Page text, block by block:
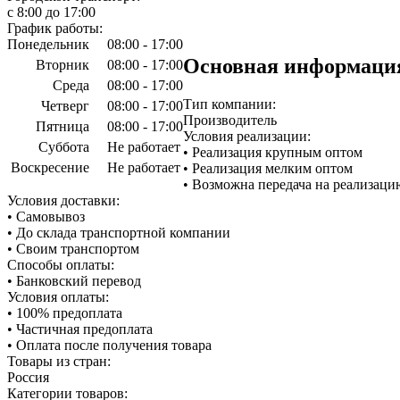
c 8:00 до 17:00
График работы:
Понедельник
08:00 - 17:00
Вторник
08:00 - 17:00
Среда
08:00 - 17:00
Четверг
08:00 - 17:00
Пятница
08:00 - 17:00
Суббота
Не работает
Воскресение
Не работает
Основная
Тип компании:
Производитель
Условия реализации:
• Реализация крупным оптом
• Реализация мелким оптом
• Возможна передача на
Условия доставки:
• Самовывоз
• До склада транспортной компании
• Своим транспортом
Способы оплаты:
• Банковский перевод
Условия оплаты:
• 100% предоплата
• Частичная предоплата
• Оплата после получения товара
Товары из стран:
Россия
Категории товаров: